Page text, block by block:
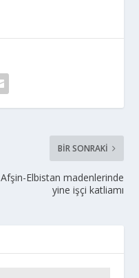
BIR SONRAKI
Afşin-Elbistan madenlerinde
yine işçi katliamı